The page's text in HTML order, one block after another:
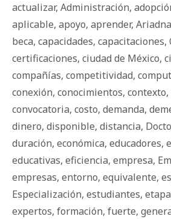
actualizar, Administración,
aplicable, apoyo, aprender,
beca, capacidades, capacitaciones,
certificaciones, ciudad de México,
compañías, competitividad,
conexión, conocimientos, contexto,
convocatoria, costo, demanda,
dinero, disponible, distancia,
duración, económica, educadores,
educativas, eficiencia, empresa,
empresas, entorno, equivalente,
Especialización, estudiantes, etapa
expertos, formación, fuerte,